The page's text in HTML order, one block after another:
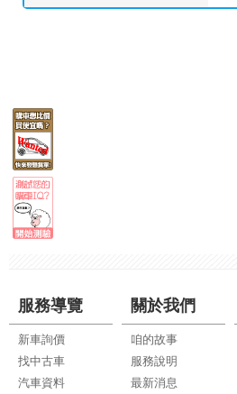
服務導覽
新車詢價
找中古車
汽車資料
關於我們
咱的故事
服務說明
最新消息